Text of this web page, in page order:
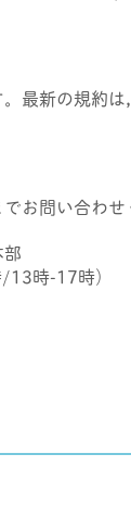
最新の規約
お問い合わせ
時-17時）